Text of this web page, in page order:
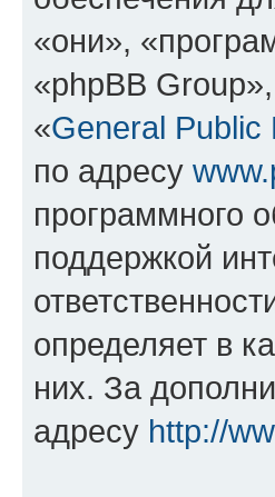
«они»,
«phpBB
«General Public
по адресу
программного
поддержкой
определяет в
них. За
адресу http://